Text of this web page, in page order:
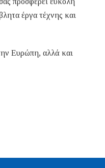
έργα τέχνης και
Ευρώπη, αλλά και